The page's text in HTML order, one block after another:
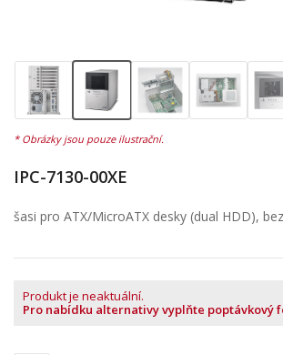
IPC-7130-00XE
šasi pro ATX/MicroATX desky (dual HDD),
Produkt je neaktuální.
Pro nabídku alternativy vyplňte poptávkový